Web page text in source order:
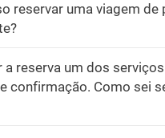
reservar uma viagem de
a reserva um dos
confirmação. Como sei